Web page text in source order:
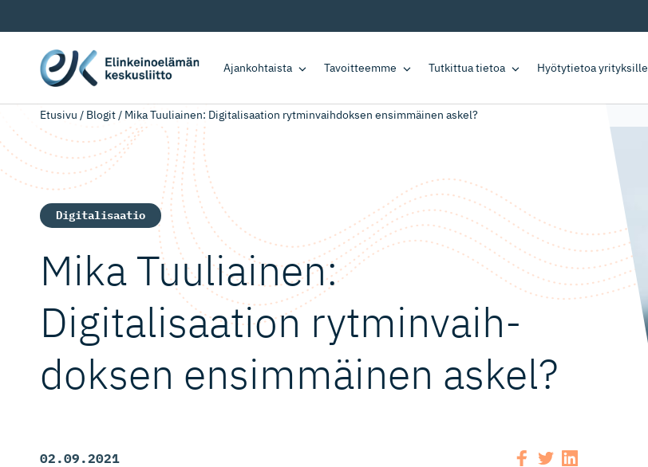
Ajankohtaista Tavoitteemme Tutkittua tietoa Hyötytietoa yrityksille
Etusivu / Blogit/ Mika Tuuliainen: Digitalisaation rytminvaihdoksen ensimmäinen askel?
Digitalisaatio
Mika Tuuliainen:
Digitalisaation rytminvaih­
doksen ensimmäinen askel?
02.09.2021